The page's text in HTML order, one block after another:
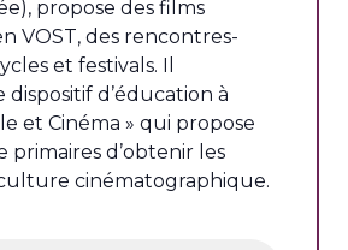
propose des films
VOST, des rencontres-
et festivals. Il
d’éducation à
et Cinéma » qui propose
primaires d’obtenir les
culture cinématographique.